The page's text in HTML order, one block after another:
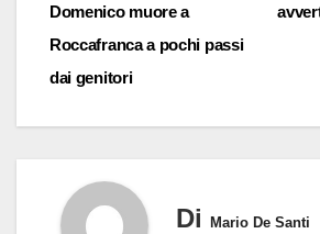
Domenico muore a
Roccafranca a pochi passi
dai genitori
Di Mario De Santi